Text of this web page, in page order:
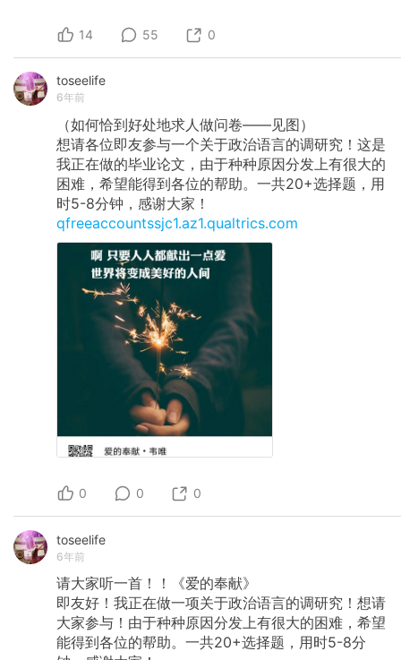
14 55 0
toseelife
6年前
（如何恰到好处地求人做问卷——见图）
想请各位即友参与一个关于政治语言的调研究！这是
我正在做的毕业论文，由于种种原因分发上有很大的
困难，希望能得到各位的帮助。一共20+选择题，用
时5-8分钟，感谢大家！
qfreeaccountssjc1.az1.qualtrics.com
0 0 0
toseelife
6年前
请大家听一首！！《爱的奉献》
即友好！我正在做一项关于政治语言的调研究！想请
大家参与！由于种种原因分发上有很大的困难，希望
能得到各位的帮助。一共20+选择题，用时5-8分